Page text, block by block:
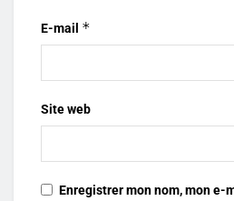
E-mail *
Site web
Enregistrer mon nom, mon e-